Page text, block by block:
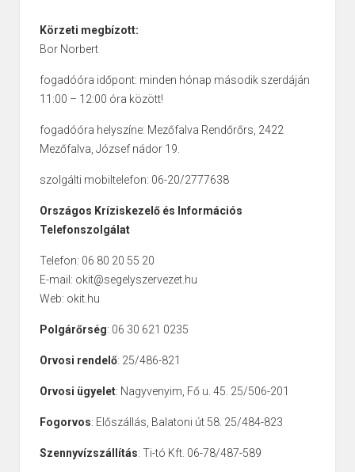
Körzeti megbízott:
Bor Norbert
fogadóóra időpont: minden hónap második szerdáján
11:00 – 12:00 óra között!
fogadóóra helyszíne: Mezőfalva Rendőrőrs, 2422
Mezőfalva, József nádor 19.
szolgálti mobiltelefon: 06-20/2777638
Országos Kríziskezelő és Információs
Telefonszolgálat
Telefon: 06 80 20 55 20
E-mail: okit@segelyszervezet.hu
Web: okit.hu
Polgárőrség: 06 30 621 0235
Orvosi rendelő: 25/486-821
Orvosi ügyelet: Nagyvenyim, Fő u. 45. 25/506-201
Fogorvos: Előszállás, Balatoni út 58. 25/484-823
Szennyvízszállítás: Ti-tó Kft. 06-78/487-589